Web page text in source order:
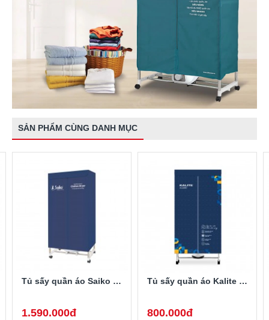
SẢN PHẨM CÙNG DANH MỤC
Tủ sấy quần áo Saiko CD-1800
1.590.000đ
Tủ sấy quần áo Kalite KL-6880
800.000đ